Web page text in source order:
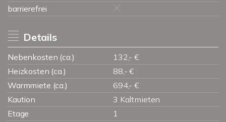
barrierefrei
Details
Nebenkosten (ca.)
132,- €
Heizkosten (ca.)
88,- €
Warmmiete (ca.)
694,- €
Kaution
3 Kaltmieten
Etage
1